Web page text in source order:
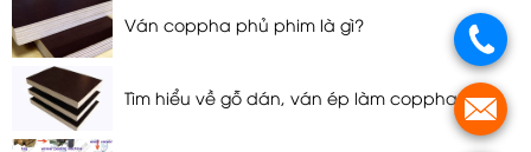
Ván coppha phủ phim là gì?
Tìm hiểu về gỗ dán, ván ép làm coppha